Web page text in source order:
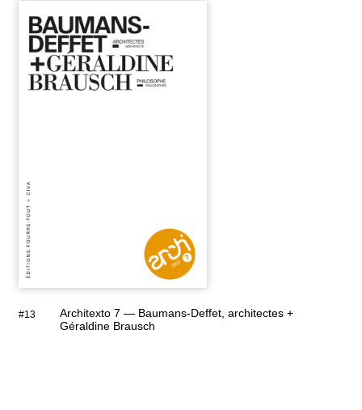
#13
Architexto 7 — Baumans-Deffet, architectes +
Géraldine Brausch